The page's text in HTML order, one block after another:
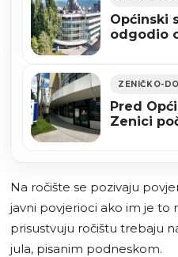
Općinski
odgodio
Pred
Zenici
Na ročište se pozivaju
javni povjerioci ako im je to
prisustvuju ročištu trebaju
jula, pisanim podneskom.